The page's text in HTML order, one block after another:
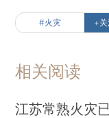
#火灾 +关
相关阅读
江苏常熟火灾